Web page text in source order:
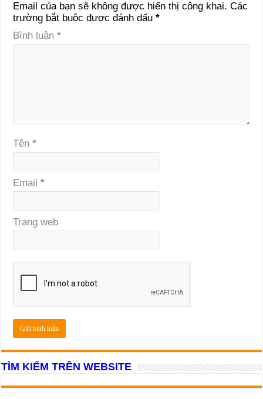
Email của bạn sẽ không được hiển thị công khai. Các
trường bắt buộc được đánh dấu*
Bình luận*
Tên*
Email*
Trang web
TÌM KIẾM TRÊN WEBSITE